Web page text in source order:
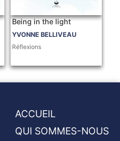
Being in the light
YVONNE BELLIVEAU
Réflexions
ACCUEIL
QUI SOMMES-NOUS